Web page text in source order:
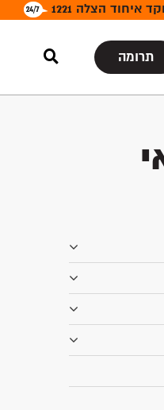
איחוד הצלה 1221
תרומה